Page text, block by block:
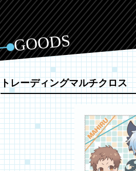
GOODS
トレーディングマルチクロス